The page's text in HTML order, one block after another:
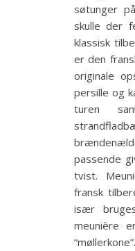
søtunger
skulle der
klassisk
er den
originale
persille og
turen
passende
tvist.
fransk
især
meunière